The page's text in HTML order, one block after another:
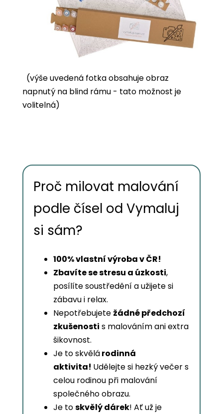
(výše uvedená fotka obsahuje obraz
napnutý na blind rámu - tato možnost je
volitelná)
Proč milovat malování
podle čísel od Vymaluj
si sám?
100% vlastní výroba v ČR!
Zbavíte se stresu a úzkosti,
posílíte soustředění a užijete si
zábavu i relax.
Nepotřebujete žádné předchozí
zkušenosti s malováním ani extra
šikovnost.
Je to skvělárodinná
aktivita! Udělejte si hezký večer s
celou rodinou při malování
společného obrazu.
Je toskvělý dárek! Ať už je